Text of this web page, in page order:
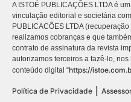
A ISTOÉ PUBLICAÇÕES LTDA é
vinculação editorial e societária
PUBLICACÕES LTDA
realizamos cobranças e que
contrato de assinatura da revista
autorizamos terceiros a fazê-lo,
conteúdo digital “https://
Política de Privacidade